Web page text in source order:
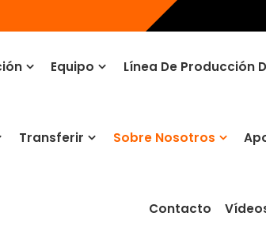
Equipo Línea De Producción
Transferir Sobre Nosotros
Contacto